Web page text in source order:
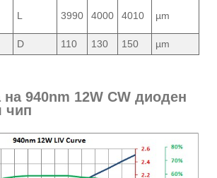
L 3990 4000 4010 µm
D 110 130 150 µm
на 940nm 12W CW диоден
чип